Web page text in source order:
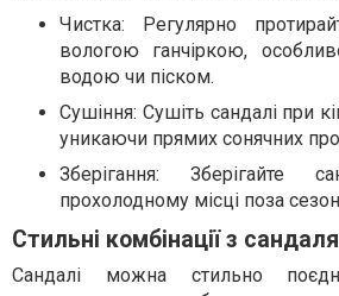
Чистка: Регулярно
вологою ганчіркою,
водою чи піском.
Сушіння: Сушіть сандалі при
уникаючи прямих сонячних
Зберігання: Зберігайте
прохолодному місці поза
Стильні комбінації з
Сандалі можна стильно